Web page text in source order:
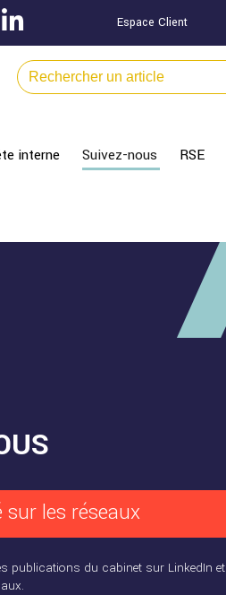
Espace Client
interne Suivez-nous RSE
les réseaux
publications du cabinet sur LinkedIn et